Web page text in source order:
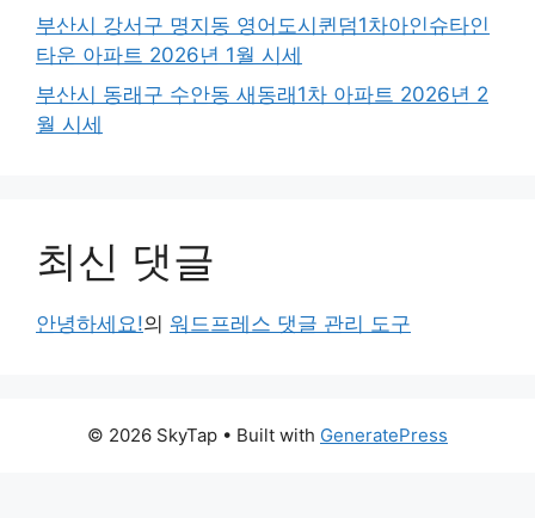
부산시 강서구 명지동 영어도시퀸덤1차아인슈타인
타운 아파트 2026년 1월 시세
부산시 동래구 수안동 새동래1차 아파트 2026년 2
월 시세
최신 댓글
안녕하세요!의 워드프레스 댓글 관리 도구
© 2026 SkyTap • Built with GeneratePress